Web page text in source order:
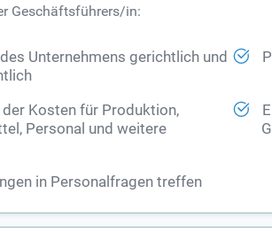
Geschäftsführers/in:
Unternehmens gerichtlich und
Kosten für Produktion,
Personal und weitere
in Personalfragen treffen